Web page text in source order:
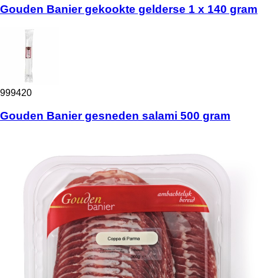
Gouden Banier gekookte gelderse 1 x 140 gram
999420
Gouden Banier gesneden salami 500 gram